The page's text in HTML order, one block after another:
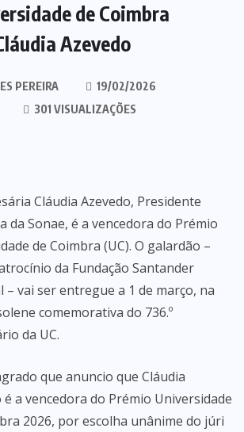
de Coimbra
Azevedo
PEREIRA
19/02/2026
301 VISUALIZAÇÕES
Cláudia Azevedo, Presidente
da Sonae, é a vencedora do Prémio
de Coimbra (UC). O galardão –
da Fundação Santander
– vai ser entregue a 1 de março, na
comemorativa do 736.º
da UC.
que anuncio que Cláudia
é a vencedora do Prémio Universidade
2026, por escolha unânime do júri